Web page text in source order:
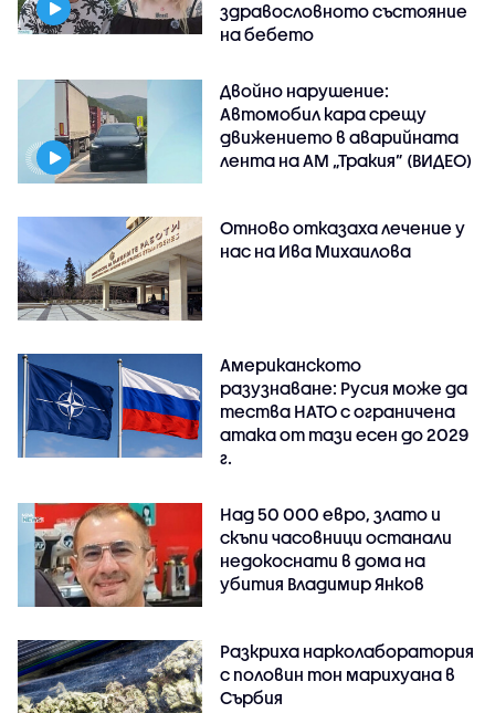
здравословното състояние
на бебето
Двойно нарушение:
Автомобил кара срещу
движението в аварийната
лента на АМ „Тракия” (ВИДЕО)
Отново отказаха лечение у
нас на Ива Михаилова
Американското
разузнаване: Русия може да
тества НАТО с ограничена
атака от тази есен до 2029
г.
Над 50 000 евро, злато и
скъпи часовници останали
недокоснати в дома на
убития Владимир Янков
Разкриха нарколаборатория
с половин тон марихуана в
Сърбия